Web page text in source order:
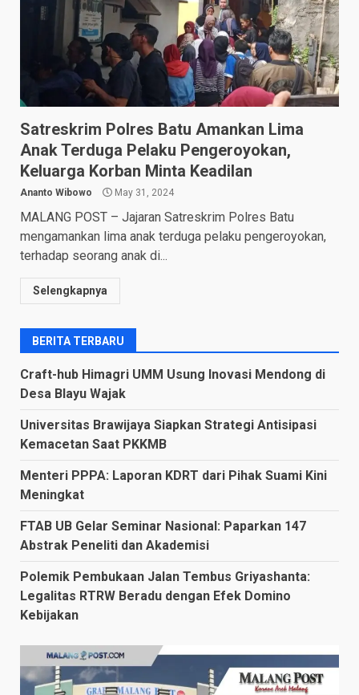
Satreskrim Polres Batu Amankan Lima
Anak Terduga Pelaku Pengeroyokan,
Keluarga Korban Minta Keadilan
Ananto Wibowo May 31, 2024
MALANG POST – Jajaran Satreskrim Polres Batu
mengamankan lima anak terduga pelaku pengeroyokan,
terhadap seorang anak di...
Selengkapnya
BERITA TERBARU
Craft-hub Himagri UMM Usung Inovasi Mendong di
Desa Blayu Wajak
Universitas Brawijaya Siapkan Strategi Antisipasi
Kemacetan Saat PKKMB
Menteri PPPA: Laporan KDRT dari Pihak Suami Kini
Meningkat
FTAB UB Gelar Seminar Nasional: Paparkan 147
Abstrak Peneliti dan Akademisi
Polemik Pembukaan Jalan Tembus Griyashanta:
Legalitas RTRW Beradu dengan Efek Domino
Kebijakan